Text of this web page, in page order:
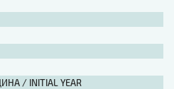
/ INITIAL YEAR